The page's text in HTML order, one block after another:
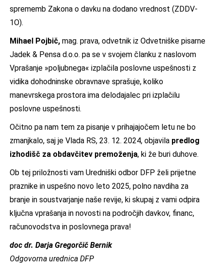
sprememb Zakona o davku na dodano vrednost (ZDDV-
1O).
Mihael Pojbič, mag. prava, odvetnik iz Odvetniške pisarne
Jadek & Pensa d.o.o. pa se v svojem članku z naslovom
Vprašanje »poljubnega« izplačila poslovne uspešnosti z
vidika dohodninske obravnave sprašuje, koliko
manevrskega prostora ima delodajalec pri izplačilu
poslovne uspešnosti.
Očitno pa nam tem za pisanje v prihajajočem letu ne bo
zmanjkalo, saj je Vlada RS, 23. 12. 2024, objavila predlog
izhodišč za obdavčitev premoženja, ki že buri duhove.
Ob tej priložnosti vam Uredniški odbor DFP želi prijetne
praznike in uspešno novo leto 2025, polno navdiha za
branje in soustvarjanje naše revije, ki skupaj z vami odpira
ključna vprašanja in novosti na področjih davkov, financ,
računovodstva in poslovnega prava!
doc dr. Darja Gregorčič Bernik
Odgovorna urednica DFP